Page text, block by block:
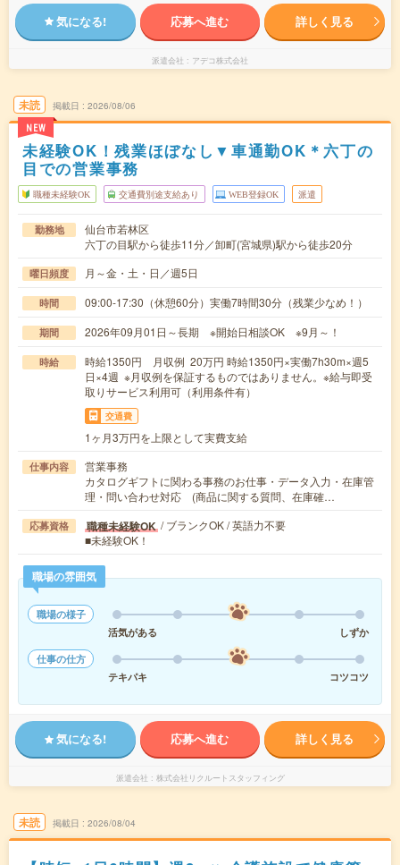
気になる! 応募へ進む 詳しく見る
派遣会社 アデコ株式会社
未読
NEW
掲載日 2026/08/06
未経験OK！残業ほぼなし▼車通勤OK＊六丁の
目での営業事務
職種未経験OK 交通費別途支給あり WEB登録OK 派遣
勤務地
仙台市若林区
六丁の目駅から徒歩11分／卸町(宮城県)駅から徒歩20分
曜日頻度 月～金・土・日／週5日
時間 09:00-17:30（休憩60分）実働7時間30分（残業少なめ！）
期間 2026年09月01日～長期 ※開始日相談OK ※9月～！
時給
時給1350円 月収例 20万円 時給1350円×実働7h30m×週5
日×4週 ※月収例を保証するものではありません。※給与即受
取りサービス利用可（利用条件有）
交通費
1ヶ月3万円を上限として実費支給
仕事内容
営業事務
カタログギフトに関わる事務のお仕事・データ入力・在庫管
理・問い合わせ対応 (商品に関する質問、在庫確…
応募資格 職種未経験OK / ブランクOK / 英語力不要
■未経験OK！
職場の雰囲気
職場の様子
活気がある
しずか
仕事の仕方
テキパキ
コツコツ
気になる! 応募へ進む 詳しく見る
派遣会社 株式会社リクルートスタッフィング
未読 掲載日 2026/08/04